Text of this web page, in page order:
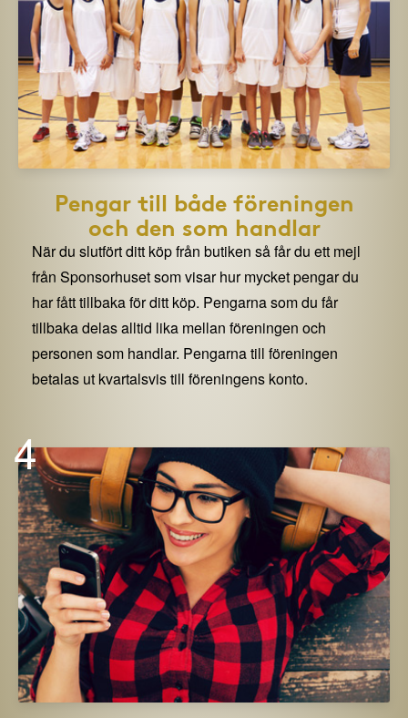
Pengar till både föreningen
och den som handlar
När du slutfört ditt köp från butiken så får du ett mejl
från Sponsorhuset som visar hur mycket pengar du
har fått tillbaka för ditt köp. Pengarna som du får
tillbaka delas alltid lika mellan föreningen och
personen som handlar. Pengarna till föreningen
betalas ut kvartalsvis till föreningens konto.
4